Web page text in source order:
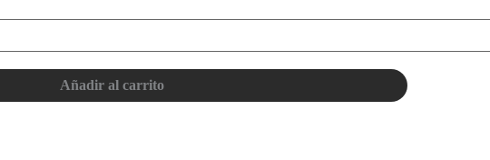
Añadir al carrito